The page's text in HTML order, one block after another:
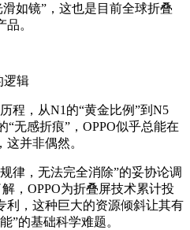
滑如镜” ，这也是目前全球折叠
。
逻辑
程，从N1 的“黄金比例”到 N5
“无感折痕” ， OPPO似乎总能在
并非偶然。
律，无法完全消除”的妥协论调
， OPPO为折叠屏技术累计投
利，这种巨大的资源倾斜让其有
”的基础科学难题。